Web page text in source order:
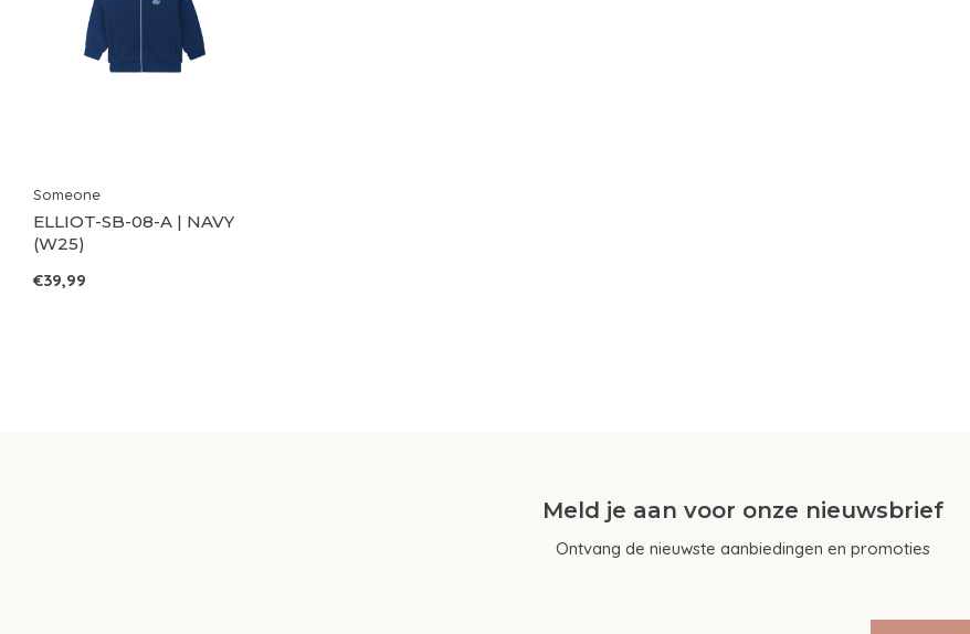
Someone
ELLIOT-SB-08-A | NAVY
(W25)
€39,99
Meld je aan voor onze nieuwsbrief
Ontvang de nieuwste aanbiedingen en promoties